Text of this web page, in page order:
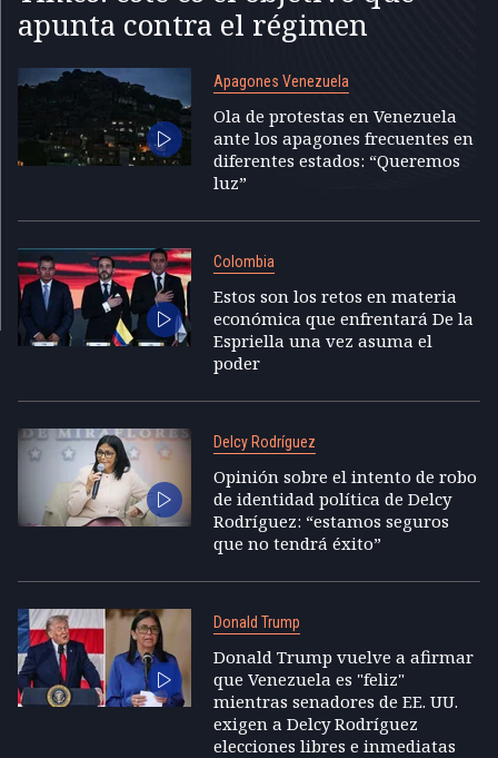
apunta contra el régimen
Apagones Venezuela
Ola de protestas en Venezuela
ante los apagones frecuentes en
diferentes estados: “Queremos
luz”
Colombia
Estos son los retos en materia
económica que enfrentará De la
Espriella una vez asuma el
poder
Delcy Rodríguez
Opinión sobre el intento de robo
de identidad política de Delcy
Rodríguez: “estamos seguros
que no tendrá éxito”
Donald Trump
Donald Trump vuelve a afirmar
que Venezuela es "feliz"
mientras senadores de EE. UU.
exigen a Delcy Rodríguez
elecciones libres e inmediatas